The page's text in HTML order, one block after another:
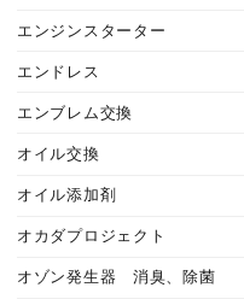
エンジンスターター
エンドレス
エンブレム交換
オイル交換
オイル添加剤
オカダプロジェクト
オゾン発生器 消臭、除菌